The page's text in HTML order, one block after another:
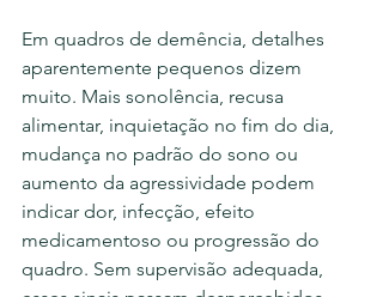
Em quadros de demência, detalhes
aparentemente pequenos dizem
muito. Mais sonolência, recusa
alimentar, inquietação no fim do dia,
mudança no padrão do sono ou
aumento da agressividade podem
indicar dor, infecção, efeito
medicamentoso ou progressão do
quadro. Sem supervisão adequada,